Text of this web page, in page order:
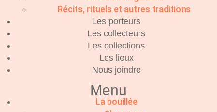
Récits, rituels et autres traditions
Les porteurs
Les collecteurs
Les collections
Les lieux
Nous joindre
Menu
La bouillée